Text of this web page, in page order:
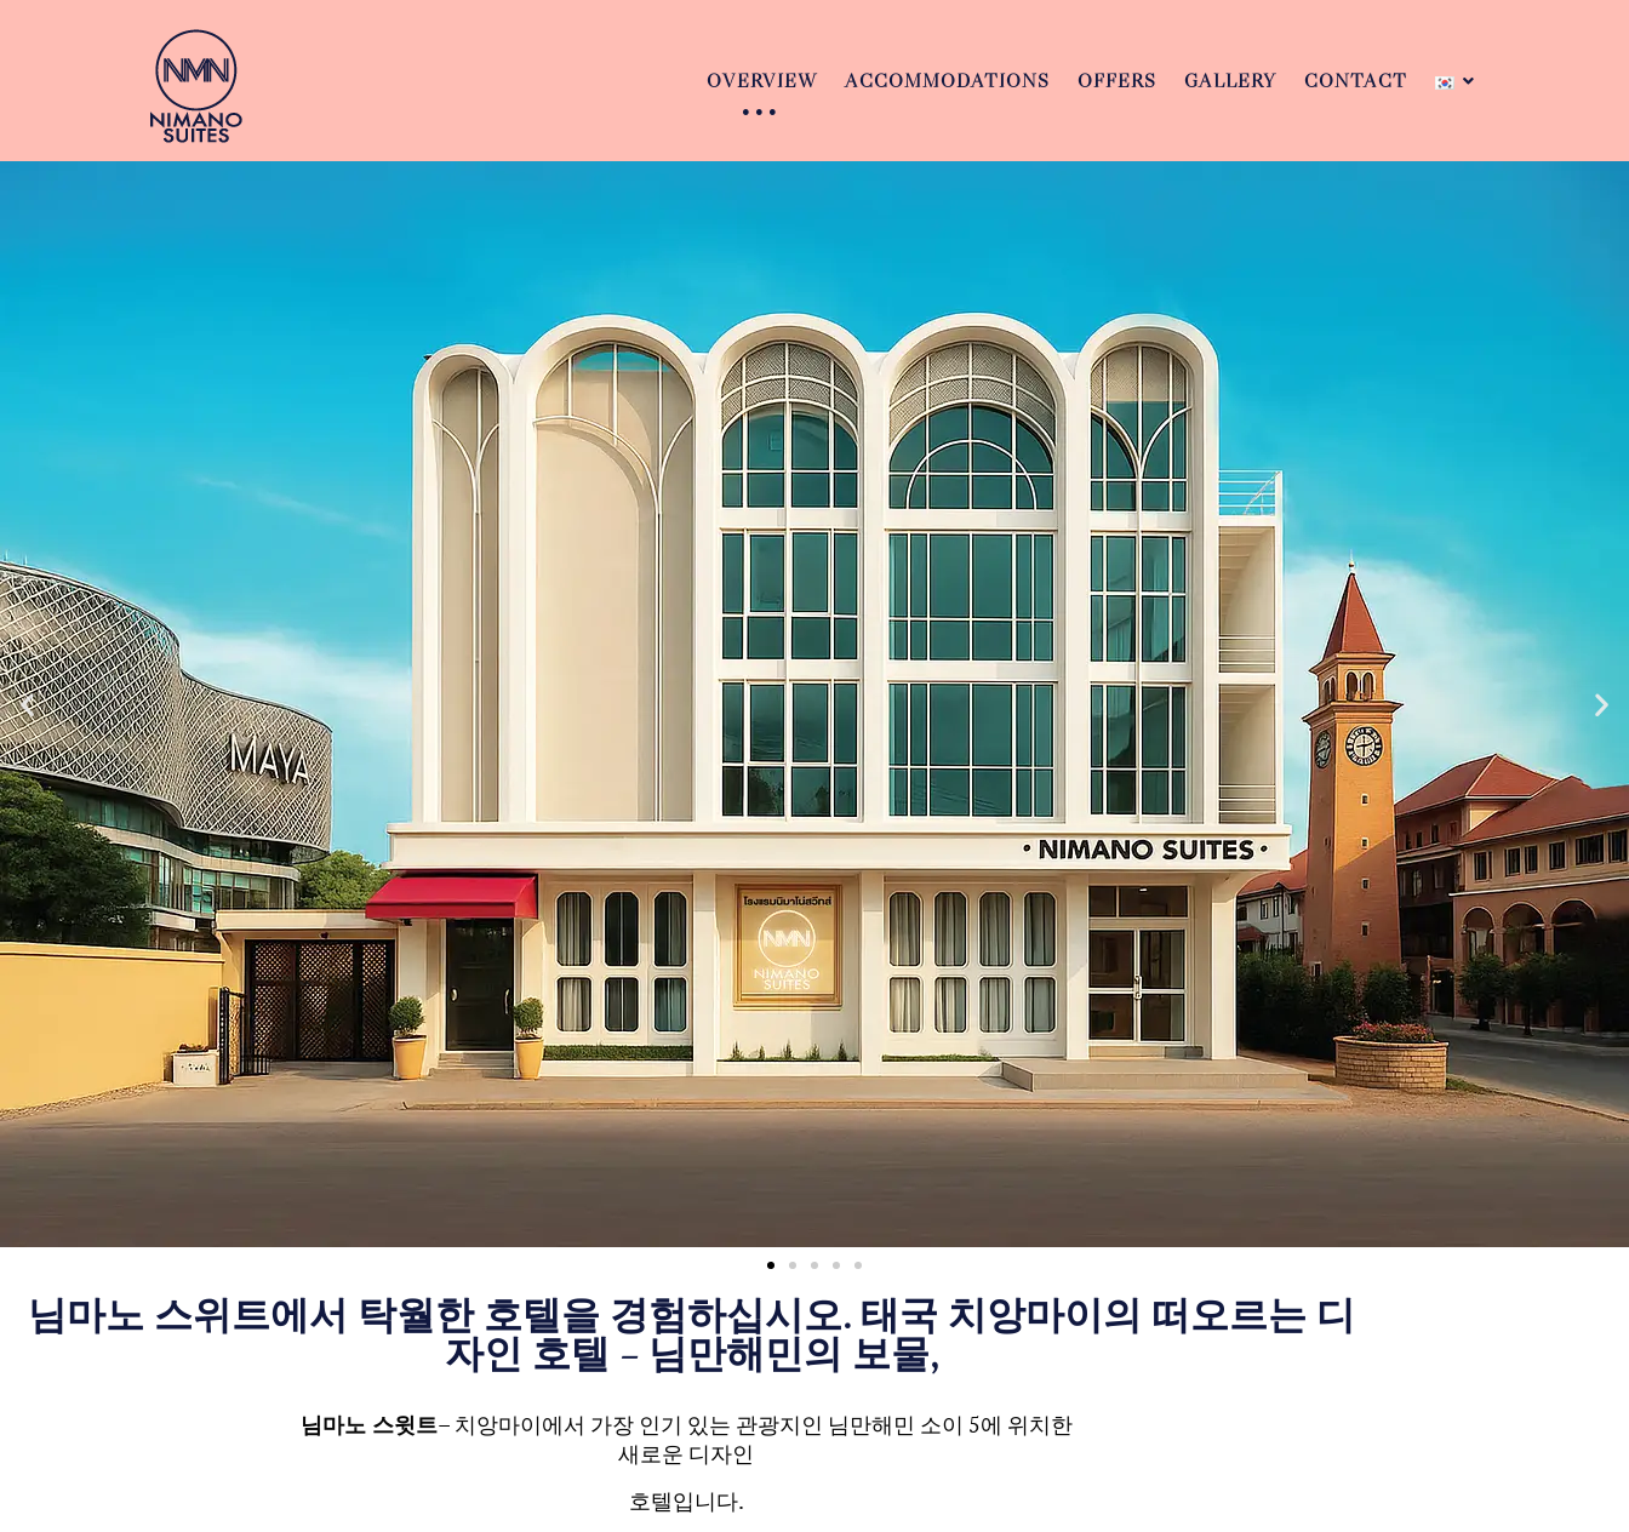
OVERVIEW ACCOMMODATIONS OFFERS GALLERY CONTACT
님마노 스위트에서 탁월한 호텔을 경험하십시오. 태국 치앙마이의 떠오르는 디
자인 호텔 – 님만해민의 보물,
님마노 스윗트– 치앙마이에서 가장 인기 있는 관광지인 님만해민 소이 5에 위치한
새로운 디자인
호텔입니다.